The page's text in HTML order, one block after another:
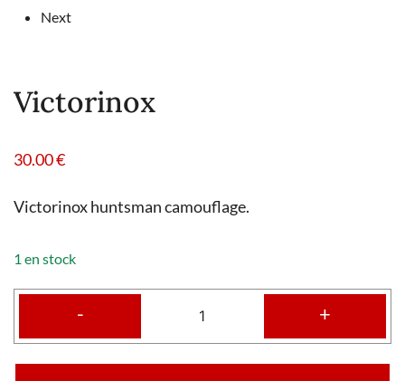
Next
Victorinox
30.00€
Victorinox huntsman camouflage.
1 en stock
- +